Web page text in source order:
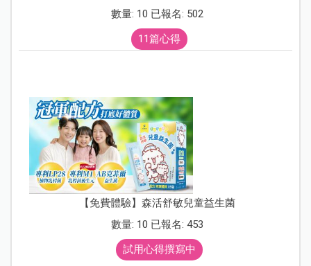
數量: 10 已報名: 502
11篇心得
【免費體驗】森活舒敏兒童益生菌
數量: 10 已報名: 453
試用心得撰寫中